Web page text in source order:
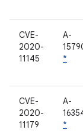
CVE-
2020-
11145
A-
*
CVE-
2020-
11179
A-
*